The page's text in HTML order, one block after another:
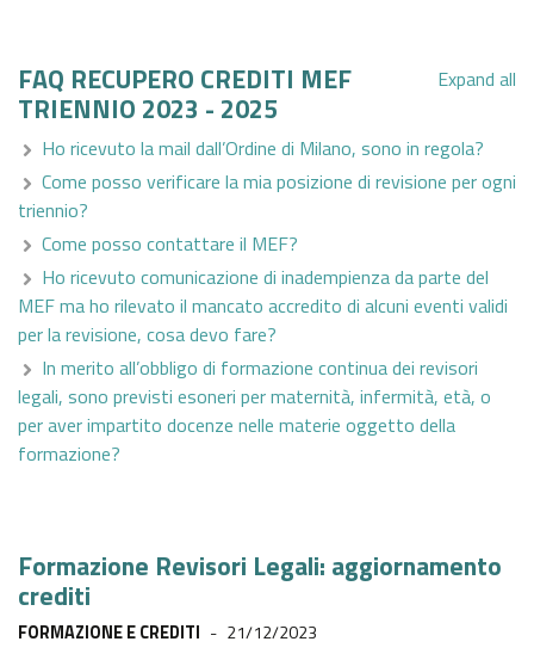
Expand all
FAQ RECUPERO CREDITI MEF
TRIENNIO 2023 - 2025
Ho ricevuto la mail dall’Ordine di Milano, sono in regola?
Come posso verificare la mia posizione di revisione per ogni
triennio?
Come posso contattare il MEF?
Ho ricevuto comunicazione di inadempienza da parte del
MEF ma ho rilevato il mancato accredito di alcuni eventi validi
per la revisione, cosa devo fare?
In merito all’obbligo di formazione continua dei revisori
legali, sono previsti esoneri per maternità, infermità, età, o
per aver impartito docenze nelle materie oggetto della
formazione?
Formazione Revisori Legali: aggiornamento
crediti
FORMAZIONE E CREDITI - 21/12/2023